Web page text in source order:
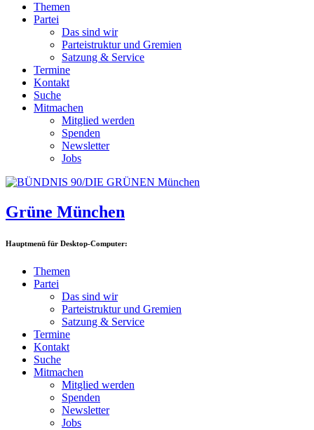
Themen
Partei
Das sind wir
Parteistruktur und Gremien
Satzung & Service
Termine
Kontakt
Suche
Mitmachen
Mitglied werden
Spenden
Newsletter
Jobs
Grüne München
Hauptmenü für Desktop-Computer:
Themen
Partei
Das sind wir
Parteistruktur und Gremien
Satzung & Service
Termine
Kontakt
Suche
Mitmachen
Mitglied werden
Spenden
Newsletter
Jobs